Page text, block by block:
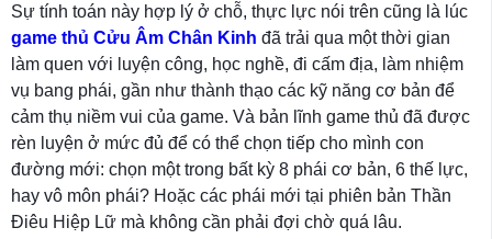
Sự tính toán này hợp lý ở chỗ, thực lực nói trên cũng là lúc
game thủ Cửu Âm Chân Kinh đã trải qua một thời gian
làm quen với luyện công, học nghề, đi cấm địa, làm nhiệm
vụ bang phái, gần như thành thạo các kỹ năng cơ bản để
cảm thụ niềm vui của game. Và bản lĩnh game thủ đã được
rèn luyện ở mức đủ để có thể chọn tiếp cho mình con
đường mới: chọn một trong bất kỳ 8 phái cơ bản, 6 thế lực,
hay vô môn phái? Hoặc các phái mới tại phiên bản Thần
Điêu Hiệp Lữ mà không cần phải đợi chờ quá lâu.